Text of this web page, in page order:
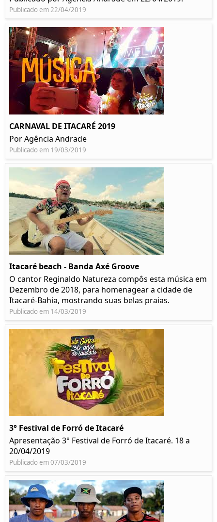
Publicado em 22/04/2019
CARNAVAL DE ITACARÉ 2019
Por Agência Andrade
Publicado em 19/03/2019
Itacaré beach - Banda Axé Groove
O cantor Reginaldo Natureza compôs esta música em
Dezembro de 2018, para homenagear a cidade de
Itacaré-Bahia, mostrando suas belas praias.
Publicado em 14/03/2019
3° Festival de Forró de Itacaré
Apresentação 3° Festival de Forró de Itacaré. 18 a
20/04/2019
Publicado em 07/03/2019